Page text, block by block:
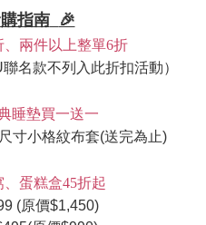
指南 🎉
、兩件以上整單6折
聯名款不列入此折扣活動）
睡墊買一送一
寸小格紋布套(送完為止)
、蛋糕盒45折起
(原價$1,450)